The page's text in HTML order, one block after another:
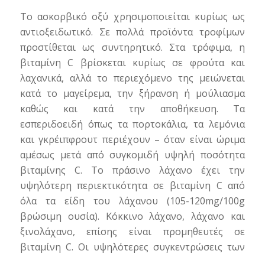
Το ασκορβικό οξύ χρησιμοποιείται κυρίως ως
αντιοξειδωτικό. Σε πολλά προϊόντα τροφίμων
προστίθεται ως συντηρητικό. Στα τρόφιμα, η
βιταμίνη C βρίσκεται κυρίως σε φρούτα και
λαχανικά, αλλά το περιεχόμενο της μειώνεται
κατά το μαγείρεμα, την ξήρανση ή μούλιασμα
καθώς και κατά την αποθήκευση. Τα
εσπεριδοειδή όπως τα πορτοκάλια, τα λεμόνια
και γκρέιπφρουτ περιέχουν – όταν είναι ώριμα
αμέσως μετά από συγκομιδή υψηλή ποσότητα
βιταμίνης C. Το πράσινο λάχανο έχει την
υψηλότερη περιεκτικότητα σε βιταμίνη C από
όλα τα είδη του λάχανου (105-120mg/100g
βρώσιμη ουσία). Κόκκινο λάχανο, λάχανο και
ξινολάχανο, επίσης είναι προμηθευτές σε
βιταμίνη C. Οι υψηλότερες συγκεντρώσεις των